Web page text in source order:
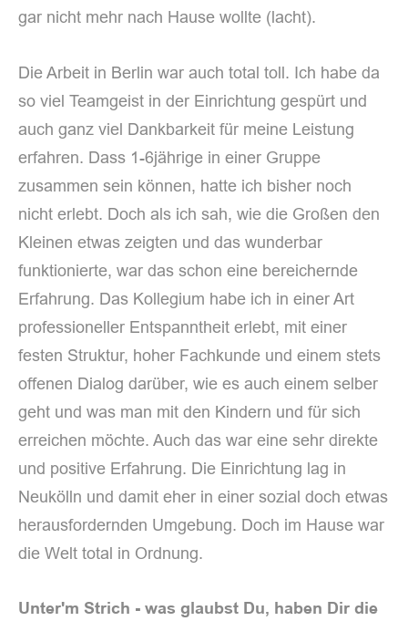
gar nicht mehr nach Hause wollte (lacht).
Die Arbeit in Berlin war auch total toll. Ich habe da
so viel Teamgeist in der Einrichtung gespürt und
auch ganz viel Dankbarkeit für meine Leistung
erfahren. Dass 1-6jährige in einer Gruppe
zusammen sein können, hatte ich bisher noch
nicht erlebt. Doch als ich sah, wie die Großen den
Kleinen etwas zeigten und das wunderbar
funktionierte, war das schon eine bereichernde
Erfahrung. Das Kollegium habe ich in einer Art
professioneller Entspanntheit erlebt, mit einer
festen Struktur, hoher Fachkunde und einem stets
offenen Dialog darüber, wie es auch einem selber
geht und was man mit den Kindern und für sich
erreichen möchte. Auch das war eine sehr direkte
und positive Erfahrung. Die Einrichtung lag in
Neukölln und damit eher in einer sozial doch etwas
herausfordernden Umgebung. Doch im Hause war
die Welt total in Ordnung.
Unter'm Strich - was glaubst Du, haben Dir die